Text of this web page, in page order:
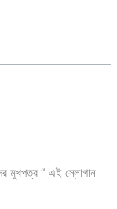
মুখপত্র ” এই স্লোগান